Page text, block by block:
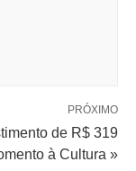
PRÓXIMO
de R$ 319
à Cultura »